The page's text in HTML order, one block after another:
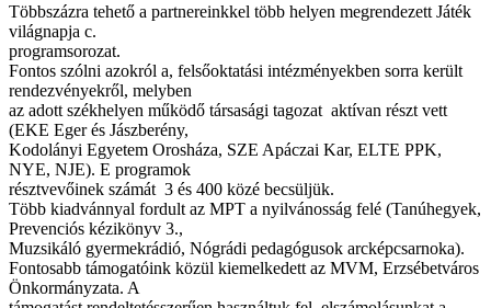
Többszázra tehető a partnereinkkel több helyen megrendezett Játék
világnapja c.
programsorozat.
Fontos szólni azokról a, felsőoktatási intézményekben sorra került
rendezvényekről, melyben
az adott székhelyen működő társasági tagozat aktívan részt vett
(EKE Eger és Jászberény,
Kodolányi Egyetem Orosháza, SZE Apáczai Kar, ELTE PPK,
NYE, NJE). E programok
résztvevőinek számát 3 és 400 közé becsüljük.
Több kiadvánnyal fordult az MPT a nyilvánosság felé (Tanúhegyek,
Prevenciós kézikönyv 3.,
Muzsikáló gyermekrádió, Nógrádi pedagógusok arcképcsarnoka).
Fontosabb támogatóink közül kiemelkedett az MVM, Erzsébetváros
Önkormányzata. A